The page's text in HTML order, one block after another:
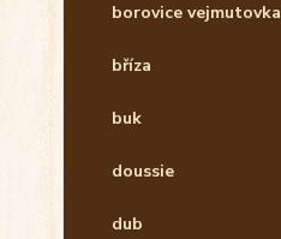
borovice vejmutovka
bříza
buk
doussie
dub